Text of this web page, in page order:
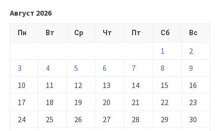
Август 2026
Пн Вт Ср Чт Пт Сб Вс
1
2
3
4 5 6 7 8
9
10
11 12 13 14 15
16
17
18 19 20 21 22
23
24
25 26 27 28 29
30